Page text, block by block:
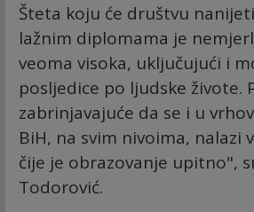
Šteta koju će društvu
lažnim diplomama je
veoma visoka, uključujući i
posljedice po ljudske živote.
zabrinjavajuće da se i u
BiH, na svim nivoima, nalazi
čije je obrazovanje upitno",
Todorović.